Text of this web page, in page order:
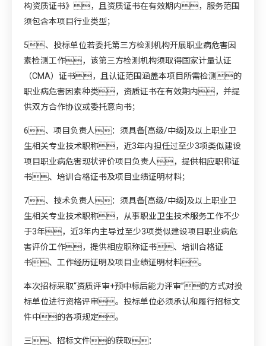
构资质证书》，且资质证书在有效期内，服务范围
须包含本项目行业类型；
5、投标单位若委托第三方检测机构开展职业病危害因
素检测工作，该第三方检测机构须取得国家计量认证
（CMA）证书，且认证范围涵盖本项目所需检测的
职业病危害因素种类，资质证书在有效期内，并提
供双方合作协议或委托意向书；
6、项目负责人：须具备[高级/中级]及以上职业卫
生相关专业技术职称，近3年内担任过至少3项类似建设
项目职业病危害现状评价项目负责人，提供相应职称证
书、培训合格证书及项目业绩证明材料；
7、技术负责人：须具备[高级/中级]及以上职业卫
生相关专业技术职称，从事职业卫生技术服务工作不少
于3年，近3年内主导过至少3项类似建设项目职业病危
害评价工作，提供相应职称证书、培训合格证
书、工作经历证明及项目业绩证明材料。
本次招标采取“资质评审+预中标后能力评审”的方式对投
标单位进行资格评审。投标单位必须承认和履行招标文
件中的各项规定。
三、招标文件的获取：